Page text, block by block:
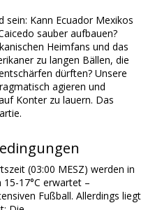
sein: Kann Ecuador Mexikos
sauber aufbauen?
Heimfans und das
zu langen Bällen, die
dürften? Unsere
agieren und
Konter zu lauern. Das
(03:00 MESZ) werden in
17°C erwartet –
Fußball. Allerdings liegt